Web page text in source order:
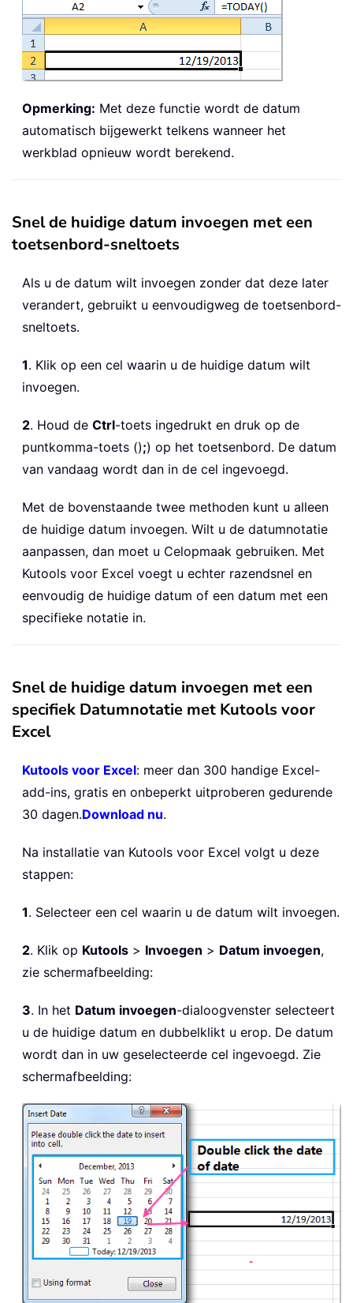
Opmerking: Met deze functie wordt de datum
automatisch bijgewerkt telkens wanneer het
werkblad opnieuw wordt berekend.
Snel de huidige datum invoegen met een
toetsenbord-sneltoets
Als u de datum wilt invoegen zonder dat deze later
verandert, gebruikt u eenvoudigweg de toetsenbord-
sneltoets.
1. Klik op een cel waarin u de huidige datum wilt
invoegen.
2. Houd de Ctrl-toets ingedrukt en druk op de
puntkomma-toets ();) op het toetsenbord. De datum
van vandaag wordt dan in de cel ingevoegd.
Met de bovenstaande twee methoden kunt u alleen
de huidige datum invoegen. Wilt u de datumnotatie
aanpassen, dan moet u Celopmaak gebruiken. Met
Kutools voor Excel voegt u echter razendsnel en
eenvoudig de huidige datum of een datum met een
specifieke notatie in.
Snel de huidige datum invoegen met een
specifiek Datumnotatie met Kutools voor
Excel
Kutools voor Excel: meer dan 300 handige Excel-
add-ins, gratis en onbeperkt uitproberen gedurende
30 dagen.Download nu.
Na installatie van Kutools voor Excel volgt u deze
stappen:
1. Selecteer een cel waarin u de datum wilt invoegen.
2. Klik op Kutools > Invoegen > Datum invoegen,
zie schermafbeelding:
3. In het Datum invoegen-dialoogvenster selecteert
u de huidige datum en dubbelklikt u erop. De datum
wordt dan in uw geselecteerde cel ingevoegd. Zie
schermafbeelding: